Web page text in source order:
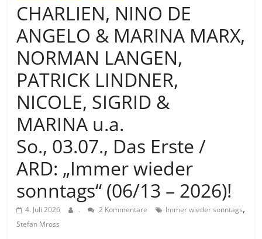
CHARLIEN, NINO DE
ANGELO & MARINA MARX,
NORMAN LANGEN,
PATRICK LINDNER,
NICOLE, SIGRID &
MARINA u.a.
So., 03.07., Das Erste /
ARD: „Immer wieder
sonntags“ (06/13 – 2026)!
4. Juli 2026 . 2 Kommentare Immer wieder sonntags,
Stefan Mross